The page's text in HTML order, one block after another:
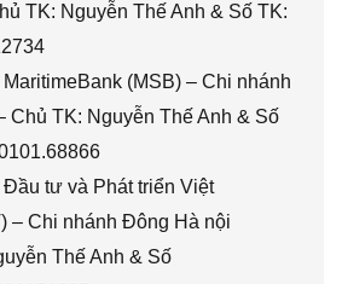
TK: Nguyễn Thế Anh & Số TK:
(MSB) – Chi nhánh
Chủ TK: Nguyễn Thế Anh & Số
Đầu tư và Phát triển Việt
– Chi nhánh Đông Hà nội
Thế Anh & Số